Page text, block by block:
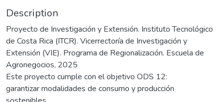
Description
Proyecto de Investigación y Extensión. Instituto Tecnológico
de Costa Rica (ITCR). Vicerrectoría de Investigación y
Extensión (VIE). Programa de Regionalización. Escuela de
Agronegocios, 2025
Este proyecto cumple con el objetivo ODS 12:
garantizar modalidades de consumo y producción